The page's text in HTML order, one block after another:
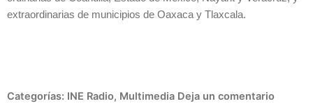
extraordinarias de municipios de Oaxaca y Tlaxcala.
Categorías: INE Radio, Multimedia Deja un comentario